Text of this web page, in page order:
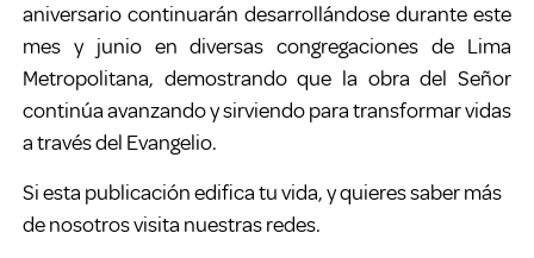
aniversario continuarán desarrollándose durante este
mes y junio en diversas congregaciones de Lima
Metropolitana, demostrando que la obra del Señor
continúa avanzando y sirviendo para transformar vidas
a través del Evangelio.
Si esta publicación edifica tu vida, y quieres saber más
de nosotros visita nuestras redes.